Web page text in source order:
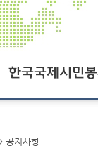
공지사항